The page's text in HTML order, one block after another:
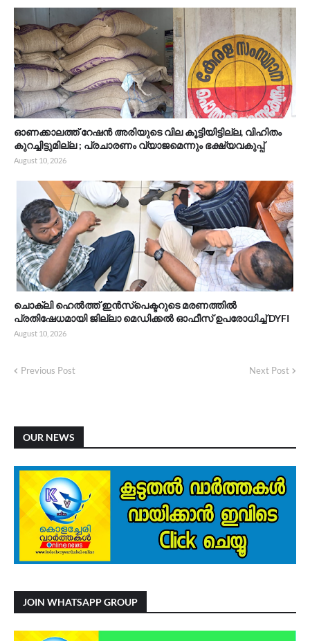
ഓണക്കാലത്ത് റേഷൻ അരിയുടെ വില കൂട്ടിയിട്ടില്ല, വിഹിതം
കുറച്ചിട്ടുമില്ല ; പ്രചാരണം വ്യാജമെന്നും ഭക്ഷ്യവകുപ്പ്
August 10, 2026
ചൊക്ലി ഹെൽത്ത്‌ ഇൻസ്‌പെക്ടറുടെ മരണത്തിൽ
പ്രതിഷേധമായി ജില്ലാ മെഡിക്കൽ ഓഫീസ്‌ ഉപരോധിച്ച് DYFI
August 10, 2026
Previous Post Next Post
OUR NEWS
JOIN WHATSAPP GROUP